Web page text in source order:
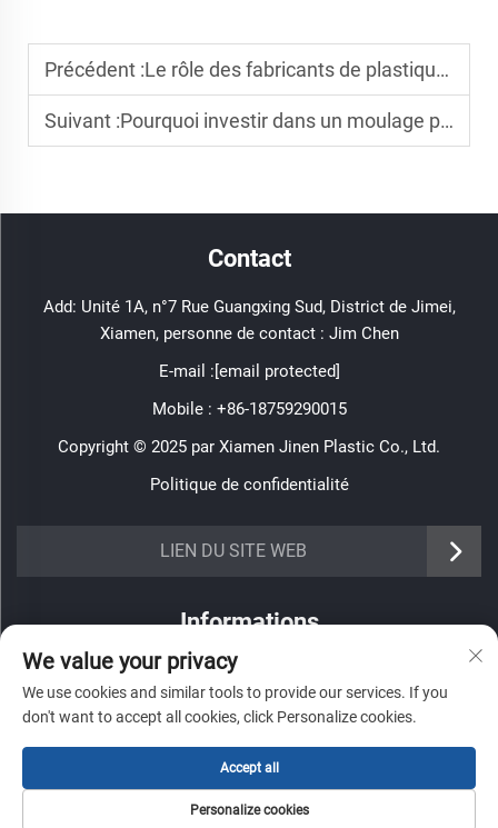
Précédent :Le rôle des fabricants de plastique par injection dans les chaînes d'approvisionnement modernes
Suivant :Pourquoi investir dans un moulage par injection de qualité est essentiel pour votre entreprise
Contact
Add: Unité 1A, n°7 Rue Guangxing Sud, District de Jimei,
Xiamen, personne de contact : Jim Chen
E-mail :[email protected]
Mobile : +86-18759290015
Copyright © 2025 par Xiamen Jinen Plastic Co., Ltd.
Politique de confidentialité
LIEN DU SITE WEB
https://www.jinenplastic.com/service
https://www.jinenplastic.com/projects
https://www.jinenplastic.com/news
https://www.jinenplastic.com/contact-us
Informations
Inscrivez-vous pour recevoir notre newsletter hebdomadaire
ENVOYER
We value your privacy
We use cookies and similar tools to provide our services. If you
don't want to accept all cookies, click Personalize cookies.
Personalize cookies
Accept all